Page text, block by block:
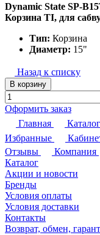
Dynamic State SP-
Корзина TI, для
Тип: Корзина
Диаметр: 15"
Назад к списку
В корзину
Оформить заказ
Главная
Каталог
Избранные
Отзывы
Компания
Каталог
Акции и новости
Бренды
Условия оплаты
Условия доставки
Контакты
Возврат, обмен,